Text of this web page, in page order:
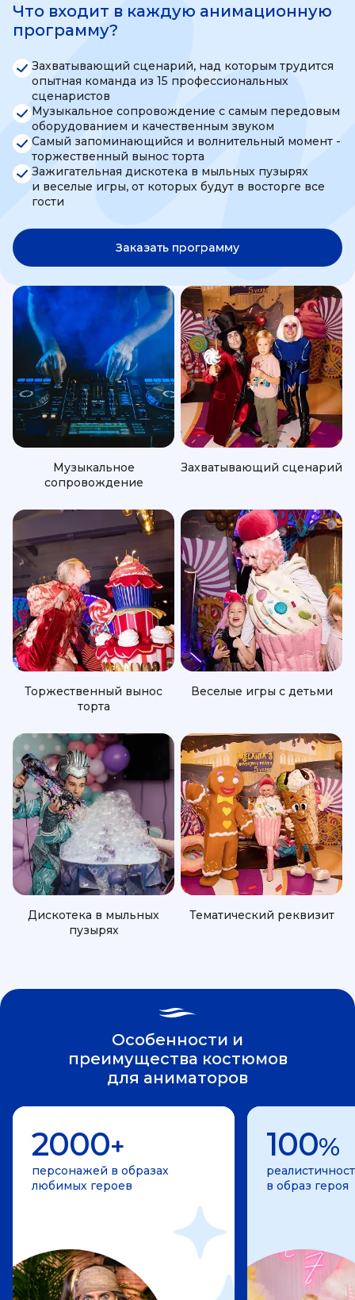
Что входит в каждую анимационную
программу?
Захватывающий сценарий, над которым трудится
опытная команда из 15 профессиональных
сценаристов
Музыкальное сопровождение с самым передовым
оборудованием и качественным звуком
Самый запоминающийся и волнительный момент -
торжественный вынос торта
Зажигательная дискотека в мыльных пузырях
и веселые игры, от которых будут в восторге все
гости
Заказать программу
Музыкальное
сопровождение
Захватывающий сценарий
Торжественный вынос
торта
Веселые игры с детьми
Дискотека в мыльных
пузырях
Тематический реквизит
Особенности и
преимущества костюмов
для аниматоров
2000+
персонажей в образах
любимых героев
100%
в образ героя